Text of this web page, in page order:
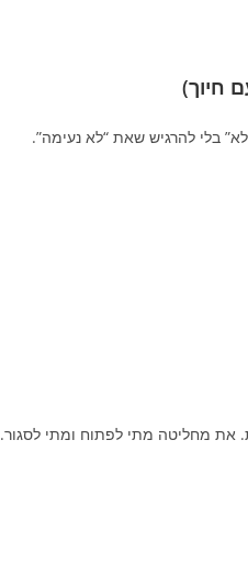
חיוך)
בלי להרגיש שאת “לא נעימה”.
את מחליטה מתי לפתוח ומתי לסגור.